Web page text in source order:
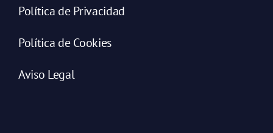
Política de Privacidad
Política de Cookies
Aviso Legal